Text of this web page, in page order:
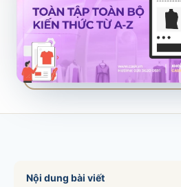
SALES & DISTRIBUTION
Modern Trade Key Account
Quản trị khách hàng trọng điểm
Chiến lược kênh thương
Nội dung bài viết